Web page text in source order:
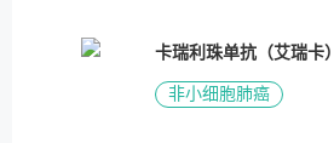
卡瑞利珠单抗（艾瑞卡）
非小细胞肺癌